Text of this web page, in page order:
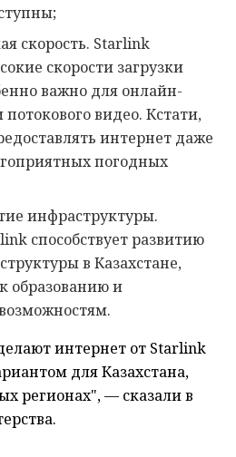
скорость. Starlink
скорости загрузки
важно для онлайн-
видео. Кстати,
интернет даже
погодных
инфраструктуры.
способствует развитию
в Казахстане,
образованию и
интернет от Starlink
для Казахстана,
регионах", — сказали в